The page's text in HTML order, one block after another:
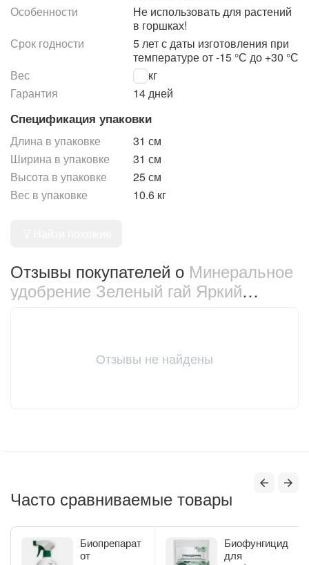
Особенности
Не использовать для растений
в горшках!
Срок годности
5 лет с даты изготовления при
температуре от -15 °С до +30 °С
Вес
10 кг
Гарантия
14 дней
Спецификация упаковки
Длина в упаковке
31 см
Ширина в упаковке
31 см
Высота в упаковке
25 см
Вес в упаковке
10.6 кг
Отзывы покупателей о Минеральное
удобрение Зеленый гай Яркий
Отзывы не найдены
Часто сравниваемые товары
Биопрепарат
от
Биофунгицид
для